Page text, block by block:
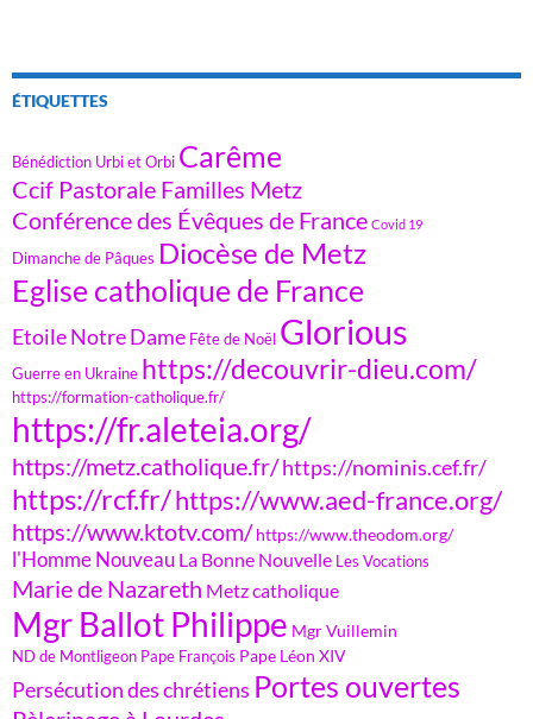
ÉTIQUETTES
Bénédiction Urbi et Orbi Carême
Ccif Pastorale Familles Metz
Conférence des Évêques de France Covid 19
Dimanche de Pâques Diocèse de Metz
Eglise catholique de France
Etoile Notre Dame Fête de Noël Glorious
Guerre en Ukraine https://decouvrir-dieu.com/
https://formation-catholique.fr/
https://fr.aleteia.org/
https://metz.catholique.fr/https://nominis.cef.fr/
https://rcf.fr/https://www.aed-france.org/
https://www.ktotv.com/ https://www.theodom.org/
l'Homme Nouveau La Bonne Nouvelle Les Vocations
Marie de Nazareth Metz catholique
Mgr Ballot Philippe Mgr Vuillemin
ND de Montligeon Pape François Pape Léon XIV
Persécution des chrétiens Portes ouvertes